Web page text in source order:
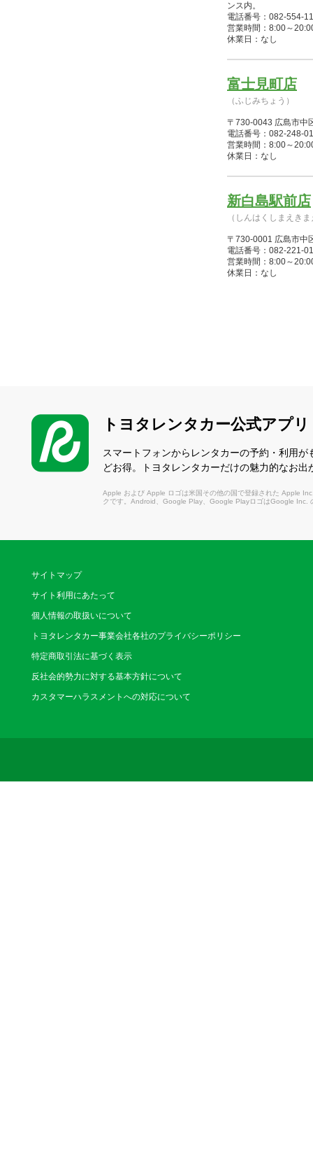
ンス内。
電話番号：082-554-
営業時間：8:00～
休業日：なし
富士見町店
（ふじみちょう）
〒730-0043 広島市中
電話番号：082-248-
営業時間：8:00～
休業日：なし
新白島駅前店
（しんはくしまえき
〒730-0001 広島市中
電話番号：082-221-
営業時間：8:00～
休業日：なし
海田店
（かいた）
〒736-0044 安芸郡海
営業時間：8:00～
休業日：なし
トヨタレンタカー公式アプリ
スマートフォンからレンタカーの予約・利用
どお得。トヨタレンタカーだけの魅力的なお出
Apple および Apple ロゴは米国その他の国で登録された Apple
クです。Android、Google Play、Google PlayロゴはGoogle Inc.
サイトマップ
サイト利用にあたって
個人情報の取扱いについて
トヨタレンタカー事業会社各社のプライバシーポリシー
特定商取引法に基づく表示
反社会的勢力に対する基本方針について
カスタマーハラスメントへの対応について